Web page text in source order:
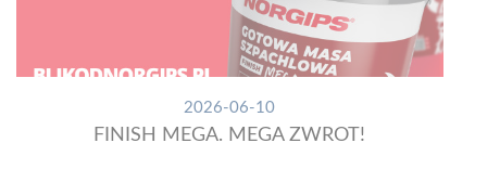
2026-06-10
FINISH MEGA. MEGA ZWROT!